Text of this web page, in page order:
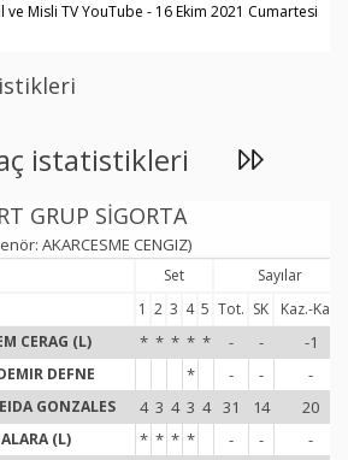
Misli TV YouTube - 16 Ekim 2021 Cumartesi
istatistikleri
GRUP SİGORTA
AKARCESME CENGIZ)
Set
Sayılar
1 2 3 4 5 Tot. SK Kaz.-Kay.
CERAG (L) * * * * * - - -1
DEFNE * - - -
GONZALES 4 3 4 3 4 31 14 20
(L) * * * * - - -